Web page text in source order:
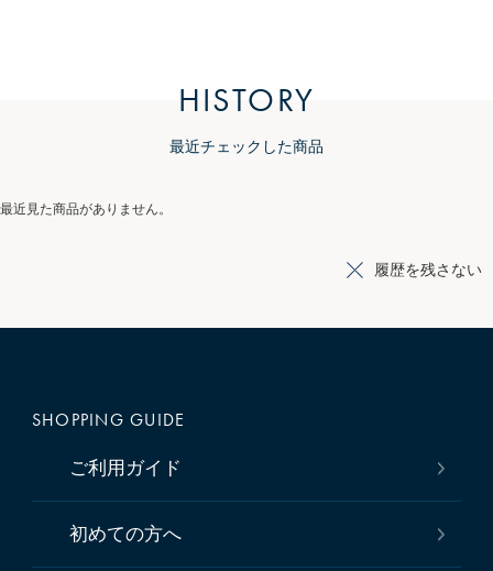
HISTORY
最近チェックした商品
最近見た商品がありません。
履歴を残さない
SHOPPING GUIDE
ご利用ガイド
初めての方へ